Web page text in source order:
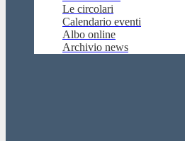
Le circolari
Calendario eventi
Albo online
Archivio news